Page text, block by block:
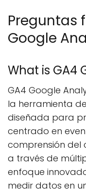
Preguntas
Google
What is GA4
GA4 Google
la herramienta
diseñada para
centrado en
comprensión del
a través de
enfoque
medir datos en